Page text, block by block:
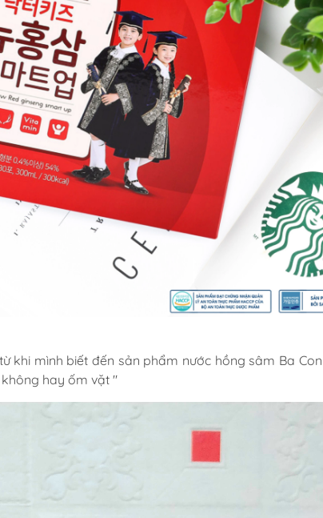
khi mình biết đến sản phẩm nước hồng sâm Ba Con
hay ốm vặt "